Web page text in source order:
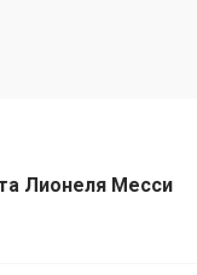
Лионеля Месси